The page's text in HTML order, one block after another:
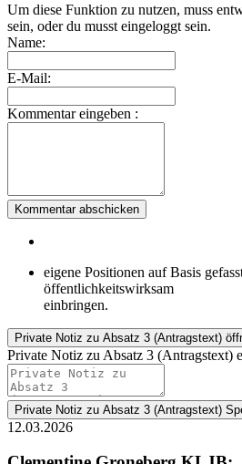
Um diese Funktion zu nutzen, muss
sein, oder du musst eingeloggt sein.
Name:
E-Mail:
Kommentar eingeben :
Kommentar abschicken
eigene Positionen auf Basis
öffentlichkeitswirksam
einbringen.
Private Notiz zu Absatz 3 (Antragstext)
Private Notiz zu Absatz 3 (Antragstext)
Private Notiz zu Absatz 3 (Antragstext)
12.03.2026